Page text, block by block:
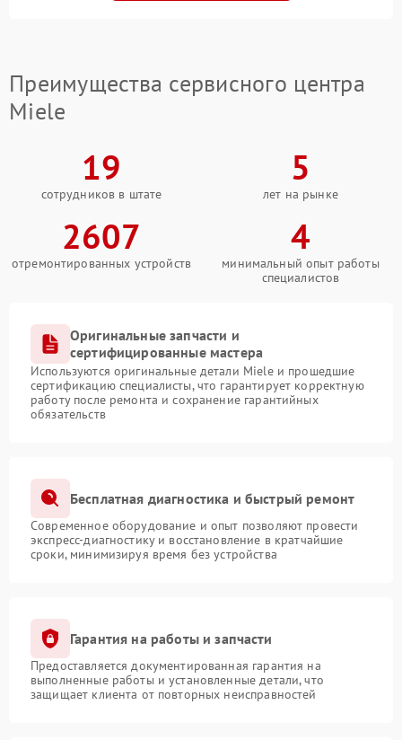
Преимущества сервисного центра
Miele
19
сотрудников в штате
5
лет на рынке
2607
отремонтированных устройств
4
минимальный опыт работы
специалистов
Оригинальные запчасти и
сертифицированные мастера
Используются оригинальные детали Miele и прошедшие
сертификацию специалисты, что гарантирует корректную
работу после ремонта и сохранение гарантийных
обязательств
Бесплатная диагностика и быстрый ремонт
Современное оборудование и опыт позволяют провести
экспресс-диагностику и восстановление в кратчайшие
сроки, минимизируя время без устройства
Гарантия на работы и запчасти
Предоставляется документированная гарантия на
выполненные работы и установленные детали, что
защищает клиента от повторных неисправностей